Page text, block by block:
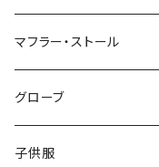
50/XL～
48/L
50/XL～
46/M
48/L
50/XL～
～44/S
46/M
48/L
マフラー・ストール
グローブ
子供服